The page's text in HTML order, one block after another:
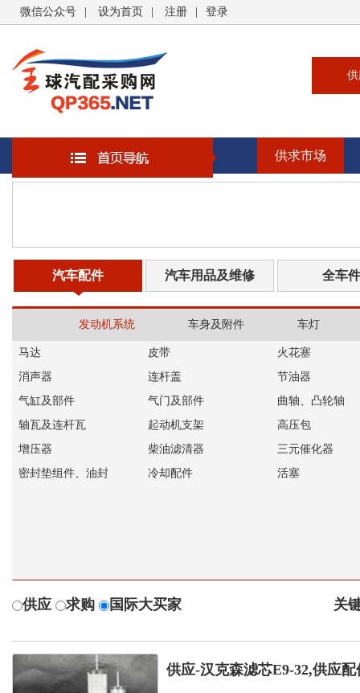
微信公众号 设为首页 注册 登录
供求市场
汽车配件 汽车用品及维修 全车件
发动机系统 车身及附件 车灯
马达 皮带
火花塞
消声器
连杆盖
节油器
气缸及部件
气门及部件
曲轴、凸轮轴
轴瓦及连杆瓦
起动机支架
高压包
增压器
柴油滤清器
三元催化器
密封垫组件、油封
冷却配件 活塞
供应 求购 国际大买家 关
供应-汉克森滤芯E9-32,供应配